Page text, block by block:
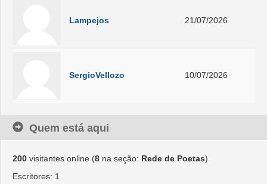
Lampejos 21/07/2026
SergioVellozo 10/07/2026
Quem está aqui
200 visitantes online (8 na seção: Rede de Poetas)
Escritores: 1